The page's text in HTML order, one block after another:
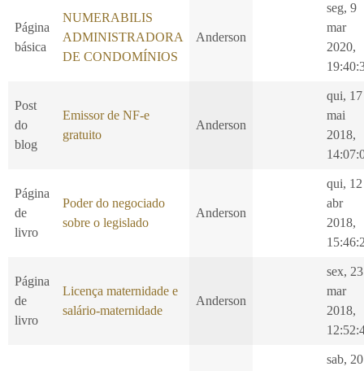
Página
básica
NUMERABILIS
ADMINISTRADORA
DE CONDOMÍNIOS
Anderson
seg, 9
mar
2020,
Post
do
blog
Emissor de NF-e
gratuito
Anderson
qui, 17
mai
2018,
Página
de
livro
Poder do negociado
sobre o legislado
Anderson
qui, 12
abr
2018,
Página
de
livro
Licença maternidade e
salário-maternidade
Anderson
sex, 23
mar
2018,
sab, 20